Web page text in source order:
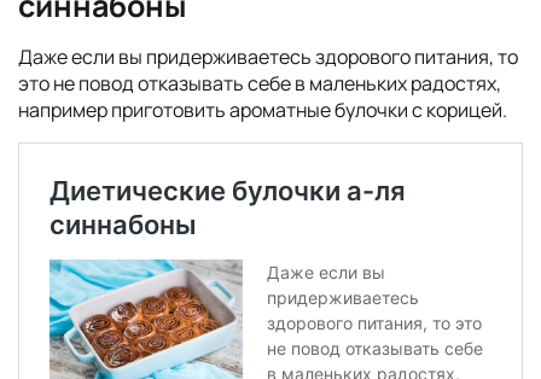
Даже если вы придерживаетесь здорового питания, то
это не повод отказывать себе в маленьких радостях,
например приготовить ароматные булочки с корицей.